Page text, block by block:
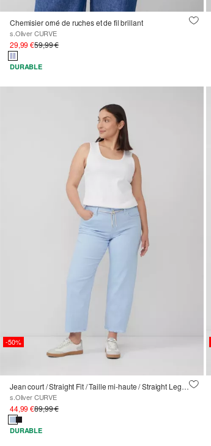
Chemisier orné de ruches et de fil brillant
s.Oliver CURVE
29,99 €59,99 €
DURABLE
-50%
Jean court / Straight Fit / Taille mi-haute / Straight Leg / bord brut
s.Oliver CURVE
44,99 €89,99 €
DURABLE